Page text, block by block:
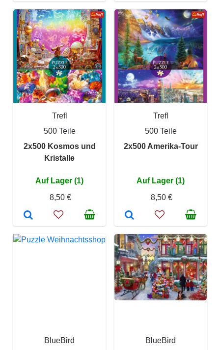
Trefl
500 Teile
2x500 Kosmos und
Kristalle
Auf Lager (1)
8,50 €
Trefl
500 Teile
2x500 Amerika-Tour
Auf Lager (1)
8,50 €
BlueBird
BlueBird